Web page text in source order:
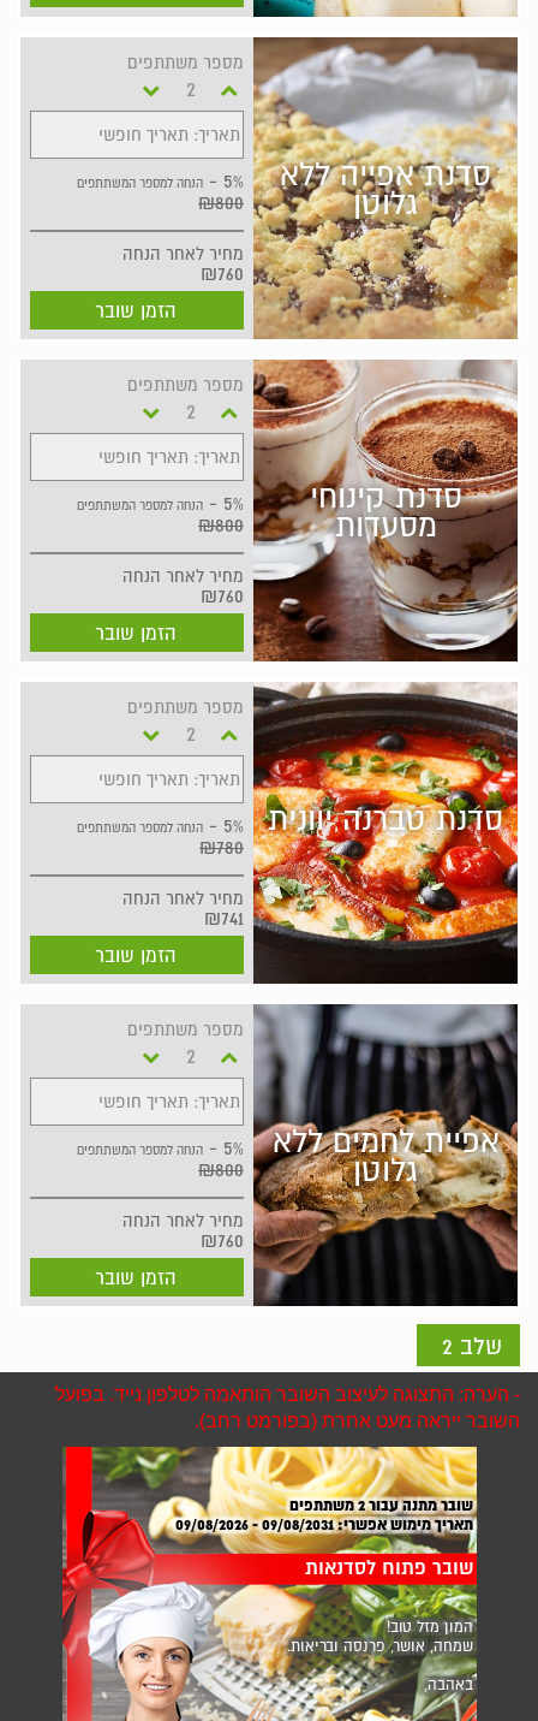
סדנת אפייה ללא
גלוטן
מספר משתתפים
תאריך: תאריך חופשי
5% - הנחה למספר המשתתפים
₪800
מחיר לאחר הנחה
₪760
הזמן שובר
סדנת קינוחי
מסעדות
מספר משתתפים
תאריך: תאריך חופשי
5% - הנחה למספר המשתתפים
₪800
מחיר לאחר הנחה
₪760
הזמן שובר
סדנת טברנה יוונית
מספר משתתפים
תאריך: תאריך חופשי
5% - הנחה למספר המשתתפים
₪780
מחיר לאחר הנחה
₪741
הזמן שובר
אפיית לחמים ללא
גלוטן
מספר משתתפים
תאריך: תאריך חופשי
5% - הנחה למספר המשתתפים
₪800
מחיר לאחר הנחה
₪760
הזמן שובר
שלב 2
- הערה: התצוגה לעיצוב השובר הותאמה לטלפון נייד. בפועל
השובר ייראה מעט אחרת (בפורמט רחב).
שובר מתנה עבור2משתתפים
תאריך מימוש אפשרי:09/08/2031 - 09/08/2026
שובר פתוח לסדנאות
המון מזל טוב!
שמחה, אושר, פרנסה ובריאות.
באהבה,